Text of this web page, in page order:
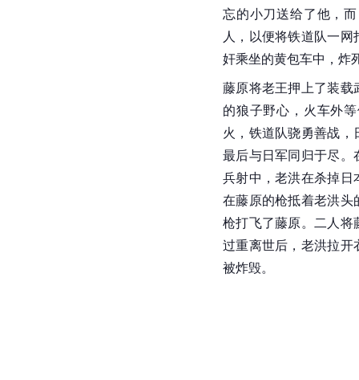
忘的小刀送给了他，
人，以便将铁道队一
奸乘坐的黄包车中，炸
藤原将老王押上了装载
的狼子野心，火车外
火，铁道队骁勇善战
最后与日军同归于尽。
兵射中，老洪在杀掉
在藤原的枪抵着老洪头
枪打飞了藤原。二人将
过重离世后，老洪拉开
被炸毁。